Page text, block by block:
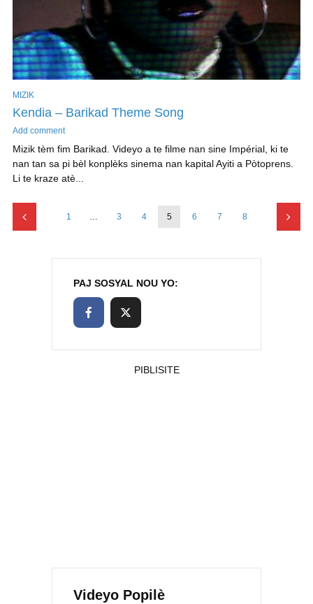
MIZIK
Kendia – Barikad Theme Song
Add comment
Mizik tèm fim Barikad. Videyo a te filme nan sine Impérial, ki te
nan tan sa pi bèl konplèks sinema nan kapital Ayiti a Pòtoprens.
Li te kraze atè...
1 … 3 4 5 6 7 8
PAJ SOSYAL NOU YO:
PIBLISITE
Videyo Popilè